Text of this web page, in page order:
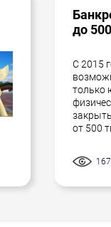
до
С 2015
только
от 500